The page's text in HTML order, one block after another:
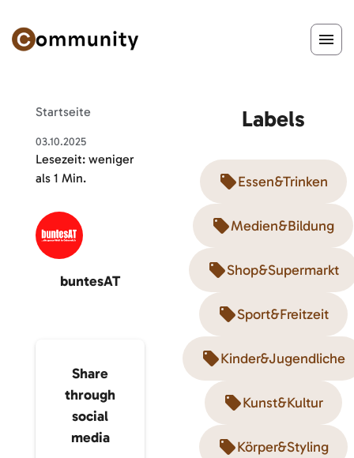
Startseite
03.10.2025
Lesezeit: weniger
als 1 Min.
buntesAT
Share
through
social
media
Labels
Essen&Trinken
Medien&Bildung
Shop&Supermarkt
Sport&Freitzeit
Kinder&Jugendliche
Kunst&Kultur
Körper&Styling